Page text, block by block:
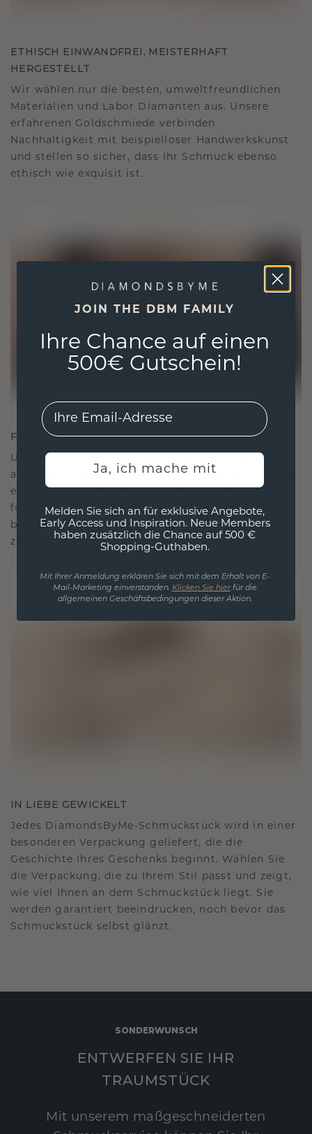
ETHISCH EINWANDFREI, MEISTERHAFT
HERGESTELLT
Wir wählen nur die besten, umweltfreundlichen
Materialien und Labor Diamanten aus. Unsere
erfahrenen Goldschmiede verbinden
Nachhaltigkeit mit beispielloser Handwerkskunst
und stellen so sicher, dass Ihr Schmuck ebenso
ethisch wie exquisit ist.
FÜR VERBINDUNGEN GESCHAFFEN
Unsere Designphilosophie ist auf Verbindung
ausgelegt, wobei jedes Stück so gestaltet ist, dass
es die Zeit überdauert. Es wird zu Ihrem Symbol
für Liebe und wertvolle Momente, das dazu
bestimmt ist, für immer getragen und geschätzt
zu werden.
IN LIEBE GEWICKELT
Jedes DiamondsByMe-Schmuckstück wird in einer
besonderen Verpackung geliefert, die die
Geschichte Ihres Geschenks beginnt. Wählen Sie
die Verpackung, die zu Ihrem Stil passt und zeigt,
wie viel Ihnen an dem Schmuckstück liegt. Sie
werden garantiert beeindrucken, noch bevor das
Schmuckstück selbst glänzt.
SONDERWUNSCH
ENTWERFEN SIE IHR
TRAUMSTÜCK
Mit unserem maßgeschneiderten
JOIN THE DBM FAMILY
Ihre Chance auf einen
500€ Gutschein!
EMail
Ja, ich mache mit
Melden Sie sich an für exklusive Angebote,
Early Access und Inspiration. Neue Members
haben zusätzlich die Chance auf 500 €
Shopping-Guthaben.
Mit Ihrer Anmeldung erklären Sie sich mit dem Erhalt von E-
Mail-Marketing einverstanden. Klicken Sie hierfür die
allgemeinen Geschäftsbedingungen dieser Aktion.